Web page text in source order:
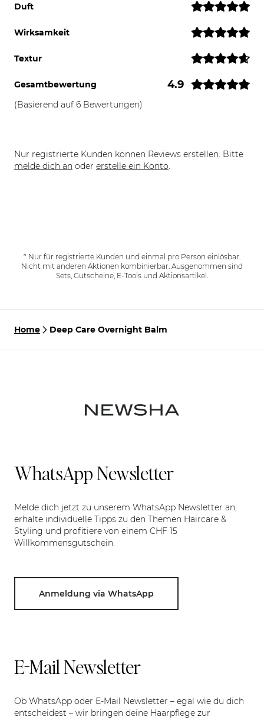
Duft
Wirksamkeit
Textur
Gesamtbewertung 4.9
(Basierend auf 6 Bewertungen)
Nur registrierte Kunden können Reviews erstellen. Bitte
melde dich an oder erstelle ein Konto.
* Nur für registrierte Kunden und einmal pro Person einlösbar.
Nicht mit anderen Aktionen kombinierbar. Ausgenommen sind
Sets, Gutscheine, E-Tools und Aktionsartikel.
Home Deep Care Overnight Balm
WhatsApp Newsletter
Melde dich jetzt zu unserem WhatsApp Newsletter an,
erhalte individuelle Tipps zu den Themen Haircare &
Styling und profitiere von einem CHF 15
Willkommensgutschein.
Anmeldung via WhatsApp
E-Mail Newsletter
Ob WhatsApp oder E-Mail Newsletter – egal wie du dich
entscheidest – wir bringen deine Haarpflege zur